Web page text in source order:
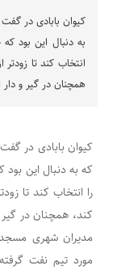
کیوان بابادی در گفت
به دنبال این بود
انتخاب کند تا
همچنان در گیر و
کیوان بابادی در گفت
که به دنبال این
را انتخاب کند تا
کند، همچنان در
مدیران شهری
مورد تیم نفت